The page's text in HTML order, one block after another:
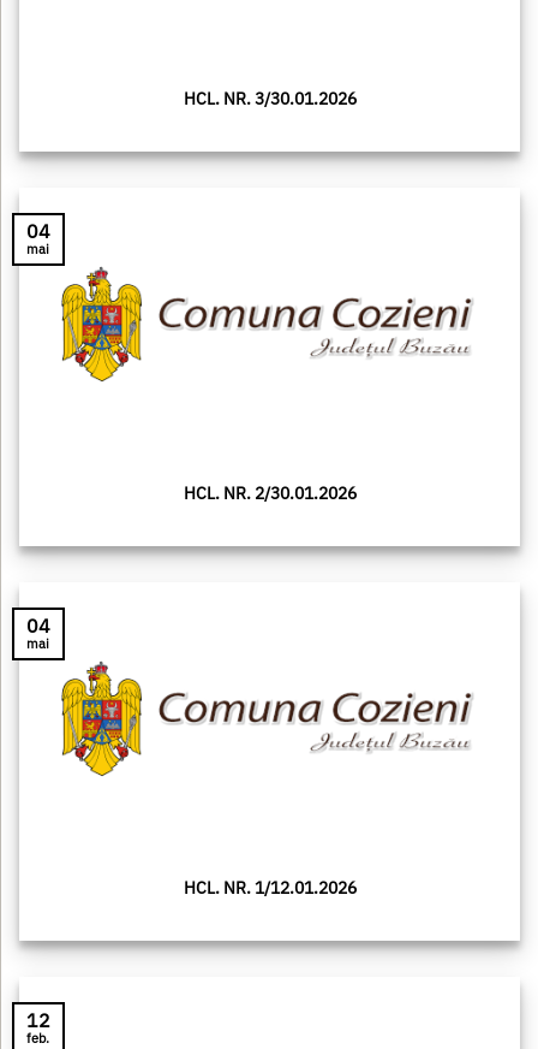
HCL. NR. 3/30.01.2026
HCL. NR. 2/30.01.2026
04
mai
HCL. NR. 1/12.01.2026
04
mai
12
feb.